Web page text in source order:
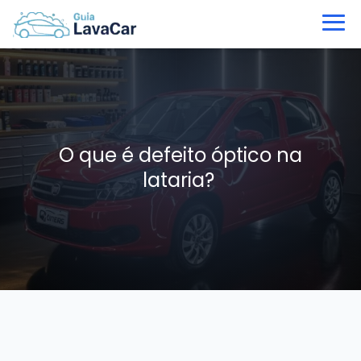
O que é defeito óptico na
lataria?